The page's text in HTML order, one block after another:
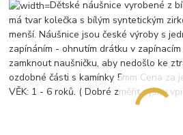
Dětské náušnice vyrobené z
má tvar kolečka s bílým syntetickým
menší. Náušnice jsou české výroby s
zapínáním - ohnutím drátku v zapínacím
zamknout naušničku, aby nedošlo ke
ozdobné části s kamínky 5mm Cena za
VĚK: 1 - 6 roků. ( Dobré změřit výšku